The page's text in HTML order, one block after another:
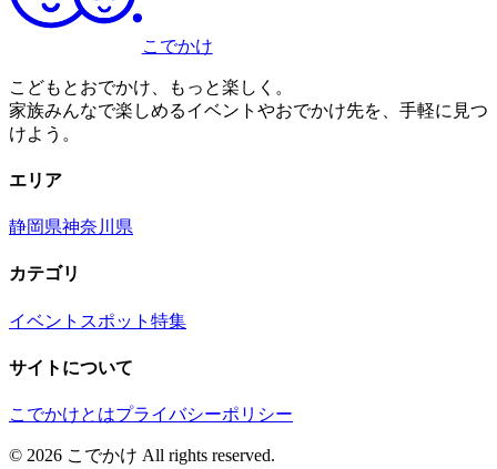
こでかけ
こどもとおでかけ、もっと楽しく。
家族みんなで楽しめるイベントやおでかけ先を、手軽に見つ
けよう。
エリア
静岡県神奈川県
カテゴリ
イベント スポット 特集
サイトについて
こでかけとはプライバシーポリシー
© 2026 こでかけ All rights reserved.